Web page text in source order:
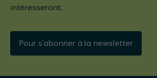
intéresseront.
Pour s'abonner à la newsletter